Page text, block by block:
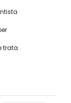
trata